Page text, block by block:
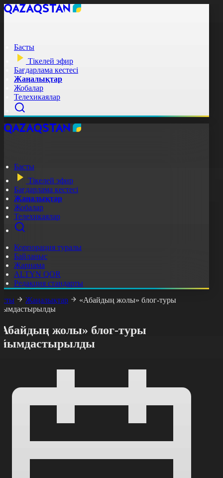
Басты
Тікелей эфир
Бағдарлама кестесі
Жаңалықтар
Жобалар
Телехикаялар
Басты
Тікелей эфир
Бағдарлама кестесі
Жаңалықтар
Жобалар
Телехикаялар
Корпорация туралы
Байланыс
Жарнама
ALTYN QOR
Редакция стандарты
Жаңалықтар
«Абайдың жолы» блог-туры
жолы» блог-туры